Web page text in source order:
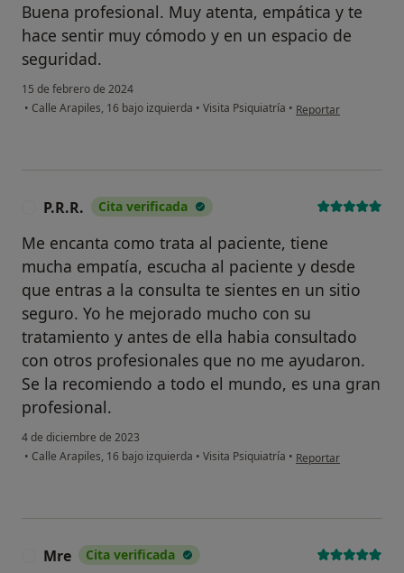
Buena profesional. Muy atenta, empática y te
hace sentir muy cómodo y en un espacio de
seguridad.
15 de febrero de 2024
• Calle Arapiles, 16 bajo izquierda • Visita Psiquiatría • en opinión del
Reportar
P.R.R. Cita verificada
Me encanta como trata al paciente, tiene
mucha empatía, escucha al paciente y desde
que entras a la consulta te sientes en un sitio
seguro. Yo he mejorado mucho con su
tratamiento y antes de ella habia consultado
con otros profesionales que no me ayudaron.
Se la recomiendo a todo el mundo, es una gran
profesional.
4 de diciembre de 2023
• Calle Arapiles, 16 bajo izquierda • Visita Psiquiatría • en opinión del usuario
Reportar
Mre Cita verificada